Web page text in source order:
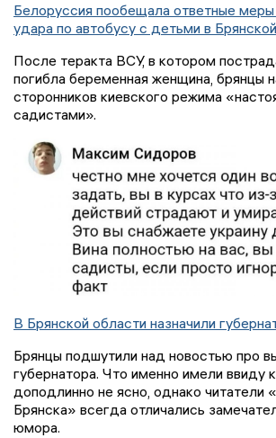
Белоруссия пообещала ответные меры
удара по автобусу с детьми в
После теракта ВСУ, в котором
погибла беременная женщина, брянцы
сторонников киевского режима
садистами».
В Брянской области назначили
Брянцы подшутили над новостью про
губернатора. Что именно имели ввиду
доподлинно не ясно, однако читатели
Брянска» всегда отличались
юмора.